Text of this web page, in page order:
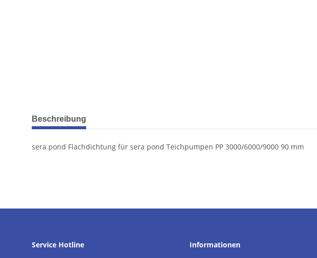
weitere Registerkarten anzeigen
Beschreibung
sera pond Flachdichtung für sera pond Teichpumpen PP 3000/6000/9000 90 mm
Service Hotline
Informationen